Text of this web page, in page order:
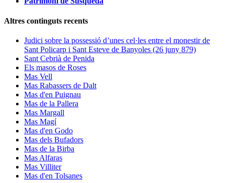
Altres continguts recents
Judici sobre la possessió d’unes cel·les entre el monestir de
Sant Policarp i Sant Esteve de Banyoles (26 juny 879)
Sant Cebrià de Penida
Els masos de Roses
Mas Vell
Mas Rabassers de Dalt
Mas d'en Puignau
Mas de la Pallera
Mas Margall
Mas Magí
Mas d'en Godo
Mas dels Bufadors
Mas de la Birba
Mas Alfaras
Mas Villiter
Mas d'en Tolsanes